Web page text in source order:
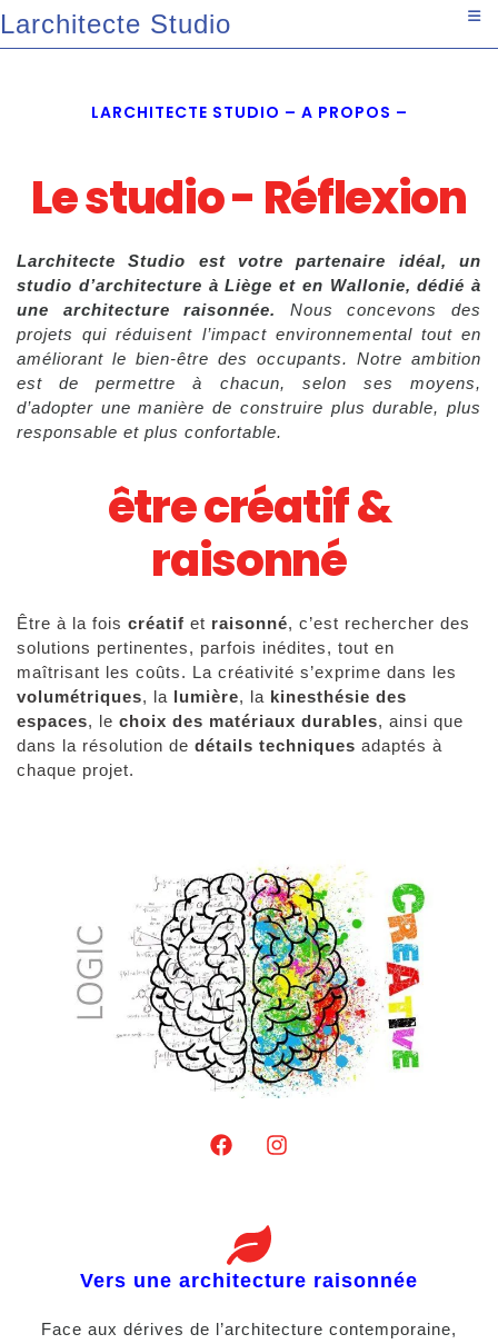
Larchitecte Studio
LARCHITECTE STUDIO – A PROPOS –
Le studio - Réflexion
Larchitecte Studio est votre partenaire idéal, un
studio d’architecture à Liège et en Wallonie, dédié à
une architecture raisonnée.
Nous concevons des
projets qui réduisent l’impact environnemental tout en
améliorant le bien‑être des occupants. Notre ambition
est de permettre à chacun, selon ses moyens,
d’adopter une manière de construire plus durable, plus
responsable et plus confortable.
être créatif &
raisonné
Être à la fois créatif et raisonné, c’est rechercher des
solutions pertinentes, parfois inédites, tout en
maîtrisant les coûts. La créativité s’exprime dans les
volumétriques, la lumière, la kinesthésie des
espaces, le choix des matériaux durables, ainsi que
dans la résolution de détails techniques adaptés à
chaque projet.
Vers une architecture raisonnée
Face aux dérives de l’architecture contemporaine,